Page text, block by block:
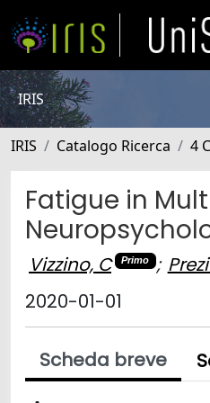
IRIS
IRIS Catalogo Ricerca 4
Fatigue in
Vizzino, C Primo ;
2020-01-01
Scheda breve